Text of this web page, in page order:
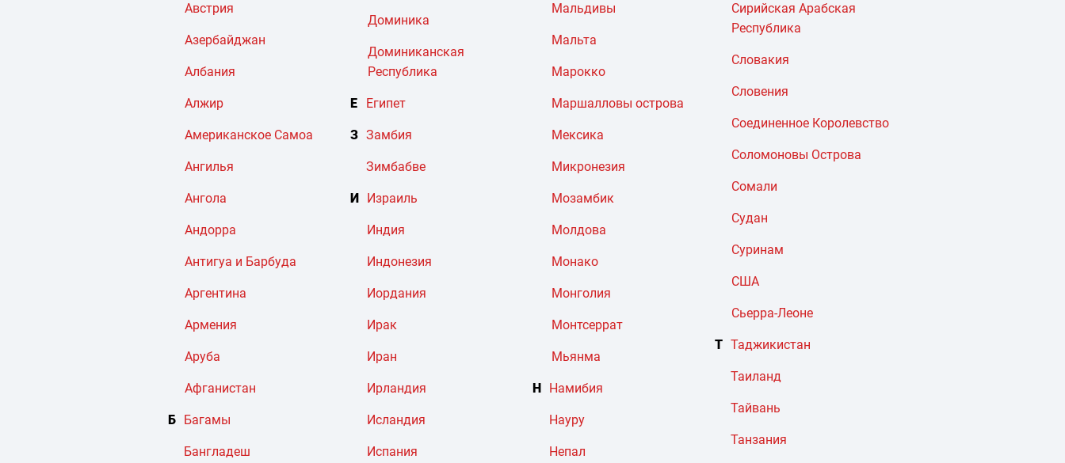
Австрия
Азербайджан
Албания
Алжир
Американское Самоа
Ангилья
Ангола
Андорра
Антигуа и Барбуда
Аргентина
Армения
Аруба
Афганистан
Б Багамы
Бангладеш
Доминика
Доминиканская
Республика
Е Египет
З Замбия
Зимбабве
И Израиль
Индия
Индонезия
Иордания
Ирак
Иран
Ирландия
Исландия
Испания
Мальдивы
Мальта
Марокко
Маршалловы острова
Мексика
Микронезия
Мозамбик
Молдова
Монако
Монголия
Монтсеррат
Мьянма
Н Намибия
Науру
Непал
Сирийская Арабская
Республика
Словакия
Словения
Соединенное Королевство
Соломоновы Острова
Сомали
Судан
Суринам
США
Сьерра-Леоне
Т Таджикистан
Таиланд
Тайвань
Танзания